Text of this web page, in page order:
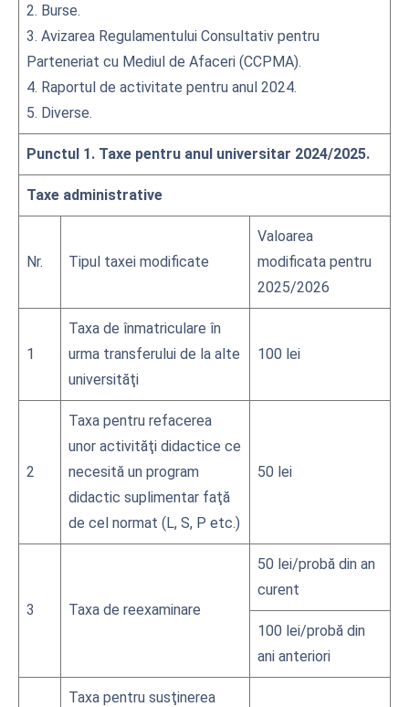
2. Burse.
3. Avizarea Regulamentului Consultativ pentru
Parteneriat cu Mediul de Afaceri (CCPMA).
4. Raportul de activitate pentru anul 2024.
5. Diverse.
Punctul 1. Taxe pentru anul universitar 2024/2025.
Taxe administrative
Nr. Tipul taxei modificate
Valoarea
modificata pentru
2025/2026
1
Taxa de înmatriculare în
urma transferului de la alte
universităţi
100 lei
2
Taxa pentru refacerea
unor activităţi didactice ce
necesită un program
didactic suplimentar faţă
de cel normat (L, S, P etc.)
50 lei
3 Taxa de reexaminare
50 lei/probă din an
curent
100 lei/probă din
ani anteriori
Taxa pentru susţinerea